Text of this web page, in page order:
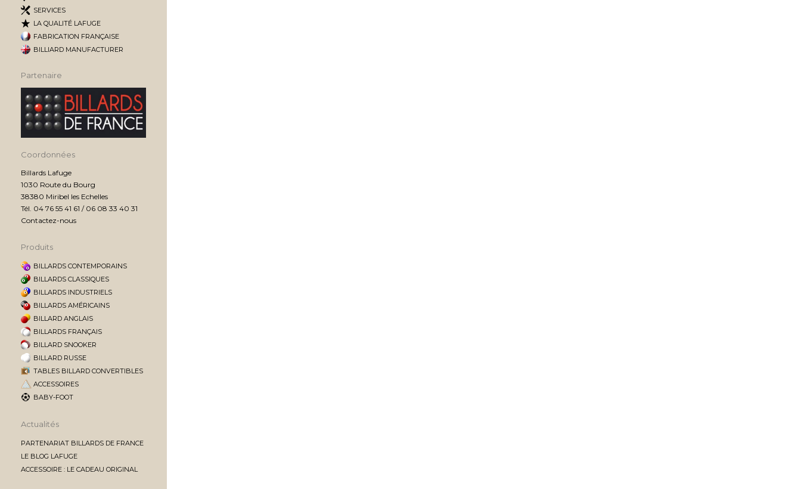
SERVICES
LA QUALITÉ LAFUGE
FABRICATION FRANÇAISE
BILLIARD MANUFACTURER
Partenaire
Coordonnées
Billards Lafuge
1030 Route du Bourg
38380 Miribel les Echelles
Tél. 04 76 55 41 61 / 06 08 33 40 31
Contactez-nous
Produits
BILLARDS CONTEMPORAINS
BILLARDS CLASSIQUES
BILLARDS INDUSTRIELS
BILLARDS AMÉRICAINS
BILLARD ANGLAIS
BILLARDS FRANÇAIS
BILLARD SNOOKER
BILLARD RUSSE
TABLES BILLARD CONVERTIBLES
ACCESSOIRES
BABY-FOOT
Actualités
PARTENARIAT BILLARDS DE FRANCE
LE BLOG LAFUGE
ACCESSOIRE : LE CADEAU ORIGINAL